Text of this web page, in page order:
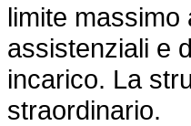
limite
assistenziali e
incarico. La
straordinario.